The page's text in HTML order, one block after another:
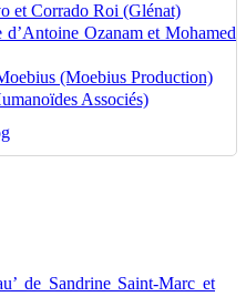
et Corrado Roi (Glénat)
Ozanam et Mohamed
(Moebius Production)
Associés)
de Sandrine Saint-Marc et